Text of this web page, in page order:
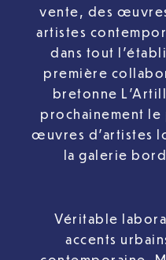
vente, des
artistes
dans tout
première
bretonne
prochainement le
œuvres d’artistes
la galerie
Véritable
accents